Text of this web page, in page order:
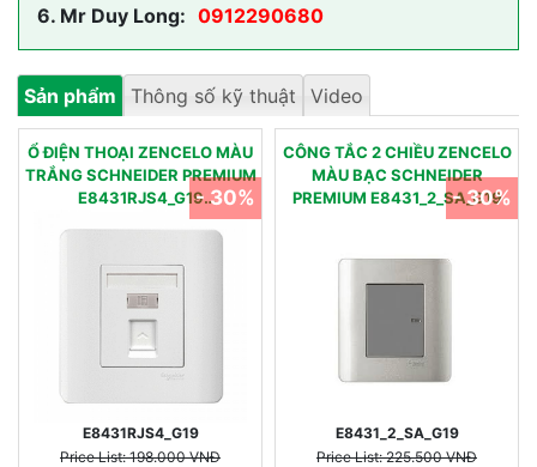
6. Mr Duy Long: 0912290680
Sản phẩm Thông số kỹ thuật Video
Ổ ĐIỆN THOẠI ZENCELO MÀU
TRẮNG SCHNEIDER PREMIUM
E8431RJS4_G19
E8431RJS4_G19
E8431RJS4_G19
Price List: 198.000 VNĐ
- 30%
CÔNG TẮC 2 CHIỀU ZENCELO
MÀU BẠC SCHNEIDER
PREMIUM E8431_2_SA_G19
E8431_2_SA_G19
Price List: 225.500 VNĐ
- 30%